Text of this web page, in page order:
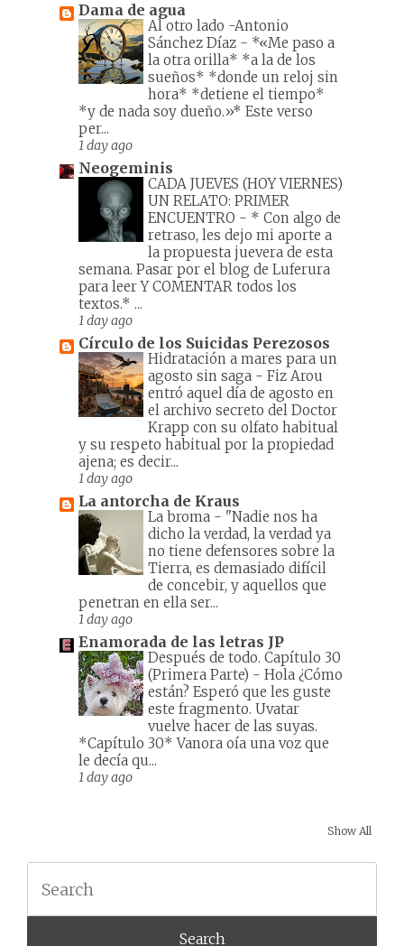
Dama de agua
Al otro lado -Antonio
Sánchez Díaz - *«Me paso a
la otra orilla* *a la de los
sueños* *donde un reloj sin
hora* *detiene el tiempo*
*y de nada soy dueño.»* Este verso
per...
1 day ago
Neogeminis
CADA JUEVES (HOY VIERNES)
UN RELATO: PRIMER
ENCUENTRO - * Con algo de
retraso, les dejo mi aporte a
la propuesta juevera de esta
semana. Pasar por el blog de Luferura
para leer Y COMENTAR todos los
textos.* ...
1 day ago
Círculo de los Suicidas Perezosos
Hidratación a mares para un
agosto sin saga - Fiz Arou
entró aquel día de agosto en
el archivo secreto del Doctor
Krapp con su olfato habitual
y su respeto habitual por la propiedad
ajena; es decir...
1 day ago
La antorcha de Kraus
La broma - "Nadie nos ha
dicho la verdad, la verdad ya
no tiene defensores sobre la
Tierra, es demasiado difícil
de concebir, y aquellos que
penetran en ella ser...
1 day ago
Enamorada de las letras JP
Después de todo. Capítulo 30
(Primera Parte) - Hola ¿Cómo
están? Esperó que les guste
este fragmento. Uvatar
vuelve hacer de las suyas.
*Capítulo 30* Vanora oía una voz que
le decía qu...
1 day ago
Show All